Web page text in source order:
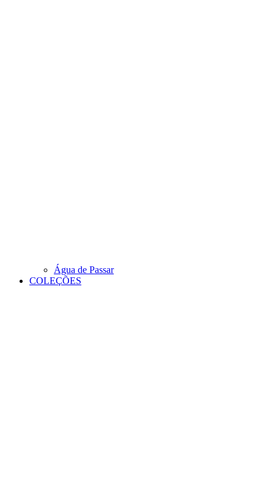
Água de Passar
COLEÇÕES